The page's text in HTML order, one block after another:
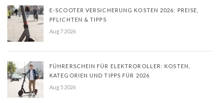
E-SCOOTER VERSICHERUNG KOSTEN 2026: PREISE,
PFLICHTEN & TIPPS
Aug 7 2026
FÜHRERSCHEIN FÜR ELEKTROROLLER: KOSTEN,
KATEGORIEN UND TIPPS FÜR 2026
Aug 5 2026